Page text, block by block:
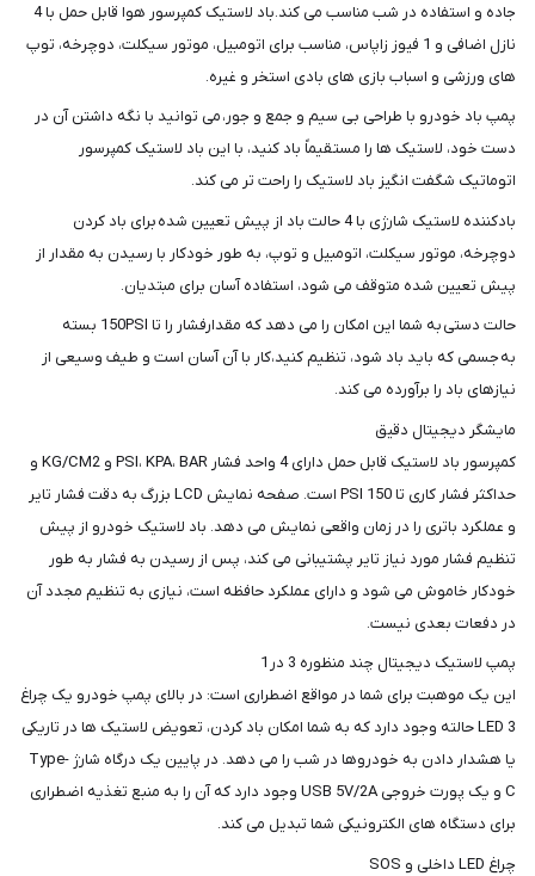
بگذارید.
ممنون
از
صبر
و
شکیبایی
شما
عزیزان
🌹
"دریافت
کدرهگیری
پستی(کلیک
کنید)
ادامه
جاده و استفاده در شب مناسب می کند.باد لاستیک کمپرسور هوا قابل حمل با 4
نازل اضافی و 1 فیوز زاپاس، مناسب برای اتومبیل، موتور سیکلت، دوچرخه، توپ
های ورزشی و اسباب بازی های بادی استخر و غیره.
پمپ باد خودرو با طراحی بی سیم و جمع و جور، می توانید با نگه داشتن آن در
دست خود، لاستیک ها را مستقیماً باد کنید، با این باد لاستیک کمپرسور
اتوماتیک شگفت انگیز باد لاستیک را راحت تر می کند.
بادکننده لاستیک شارژی با 4 حالت باد از پیش تعیین شده برای باد کردن
دوچرخه، موتور سیکلت، اتومبیل و توپ، به طور خودکار با رسیدن به مقدار از
پیش تعیین شده متوقف می شود، استفاده آسان برای مبتدیان.
حالت دستی به شما این امکان را می دهد که مقدارفشار را تا 150PSI بسته
به جسمی که باید باد شود، تنظیم کنید،کار با آن آسان است و طیف وسیعی از
نیازهای باد را برآورده می کند.
مایشگر دیجیتال دقیق
کمپرسور باد لاستیک قابل حمل دارای 4 واحد فشار PSI، KPA، BAR و KG/CM2 و
حداکثر فشار کاری تا 150 PSI است. صفحه نمایش LCD بزرگ به دقت فشار تایر
و عملکرد باتری را در زمان واقعی نمایش می دهد. باد لاستیک خودرو از پیش
تنظیم فشار مورد نیاز تایر پشتیبانی می کند، پس از رسیدن به فشار به طور
خودکار خاموش می شود و دارای عملکرد حافظه است، نیازی به تنظیم مجدد آن
در دفعات بعدی نیست.
پمپ لاستیک دیجیتال چند منظوره 3 در 1
این یک موهبت برای شما در مواقع اضطراری است: در بالای پمپ خودرو یک چراغ
LED 3 حالته وجود دارد که به شما امکان باد کردن، تعویض لاستیک ها در تاریکی
یا هشدار دادن به خودروها در شب را می دهد. در پایین یک درگاه شارژ Type-
C و یک پورت خروجی USB 5V/2A وجود دارد که آن را به منبع تغذیه اضطراری
برای دستگاه های الکترونیکی شما تبدیل می کند.
چراغ LED داخلی و SOS